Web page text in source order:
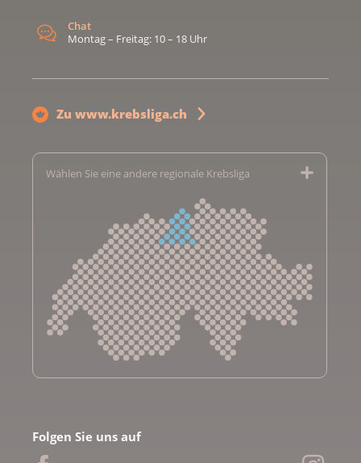
Chat
Montag – Freitag: 10 – 18 Uhr
Zu www.krebsliga.ch
Wählen Sie eine andere regionale Krebsliga
Krebsliga Bern
Folgen Sie uns auf